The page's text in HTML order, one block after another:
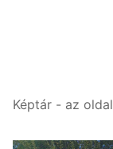
Képtár - az